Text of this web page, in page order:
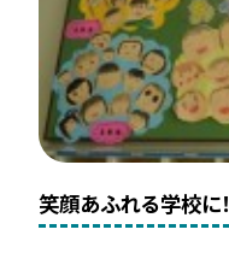
笑顔あふれる学校に！